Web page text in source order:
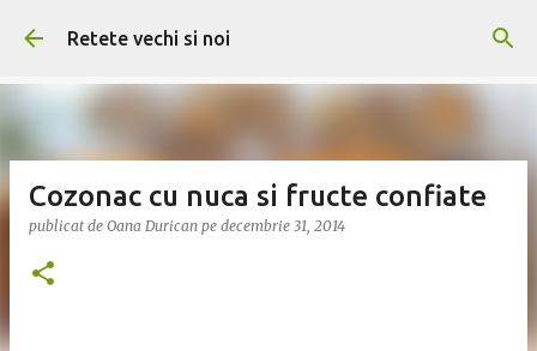
Treceți la conținutul principal
Retete vechi si noi
Cozonac cu nuca si fructe confiate
publicat de Oana Durican pe decembrie 31, 2014